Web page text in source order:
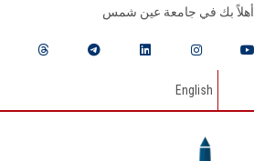
أهلاً بك في جامعة عين شمس
English